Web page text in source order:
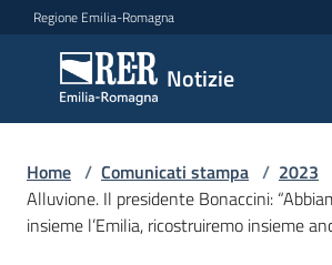
Vai al contenuto
Vai alla navigazione
Vai al footer
Regione Emilia-Romagna
Notizie
Notizie
Comunicati
stampa
Menu selezionato
Home / Comunicati stampa / 2023
Alluvione. Il presidente Bonaccini:
insieme l’Emilia, ricostruiremo insieme